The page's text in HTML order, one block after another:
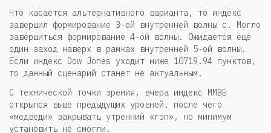
Что касается альтернативного варианта, то индекс
завершил формирование 3-ей внутренней волны с. Могло
завершиться формирование 4-ой волны. Ожидается еще
один заход наверх в рамках внутренней 5-ой волны.
Если индекс Dow Jones уходит ниже 10719.94 пунктов,
то данный сценарий станет не актуальным.
С технической точки зрения, вчера индекс ММВБ
открылся выше предыдущих уровней, после чего
«медведи» закрывать утренний «гэп», но минимум
установить не смогли.